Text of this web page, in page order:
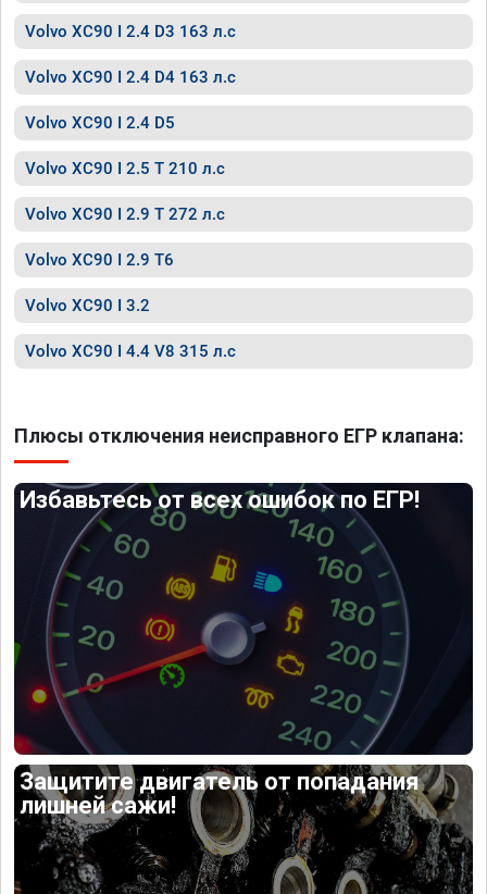
Volvo XC90 I 2.4 D3 163 л.с
Volvo XC90 I 2.4 D4 163 л.с
Volvo XC90 I 2.4 D5
Volvo XC90 I 2.5 T 210 л.с
Volvo XC90 I 2.9 T 272 л.с
Volvo XC90 I 2.9 T6
Volvo XC90 I 3.2
Volvo XC90 I 4.4 V8 315 л.с
Плюсы отключения неисправного ЕГР клапана:
Избавьтесь от всех ошибок по ЕГР!
Защитите двигатель от попадания
лишней сажи!